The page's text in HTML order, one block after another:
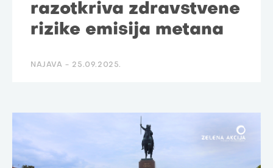
razotkriva zdravstvene
rizike emisija metana
NAJAVA - 25.09.2025.